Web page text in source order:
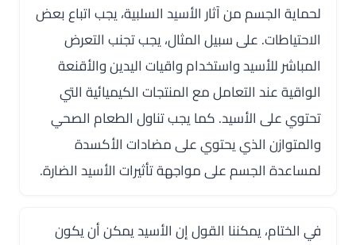
لحماية الجسم من آثار الأسيد السلبية، يجب اتباع بعض
الاحتياطات. على سبيل المثال، يجب تجنب التعرض
المباشر للأسيد واستخدام واقيات اليدين والأقنعة
الواقية عند التعامل مع المنتجات الكيميائية التي
تحتوي على الأسيد. كما يجب تناول الطعام الصحي
والمتوازن الذي يحتوي على مضادات الأكسدة
لمساعدة الجسم على مواجهة تأثيرات الأسيد الضارة.
في الختام، يمكننا القول إن الأسيد يمكن أن يكون